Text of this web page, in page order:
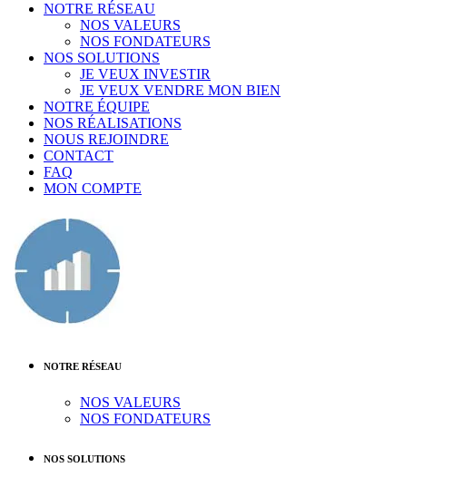
NOTRE RÉSEAU
NOS VALEURS
NOS FONDATEURS
NOS SOLUTIONS
JE VEUX INVESTIR
JE VEUX VENDRE MON BIEN
NOTRE ÉQUIPE
NOS RÉALISATIONS
NOUS REJOINDRE
CONTACT
FAQ
MON COMPTE
NOTRE RÉSEAU
NOS VALEURS
NOS FONDATEURS
NOS SOLUTIONS